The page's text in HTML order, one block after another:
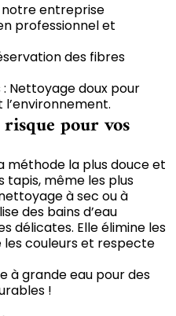
notre entreprise
professionnel et
des fibres
Nettoyage doux pour
pour vos
méthode la plus douce et
même les plus
à sec ou à
des bains d’eau
délicates. Elle élimine les
les couleurs et respecte
à grande eau pour des
!